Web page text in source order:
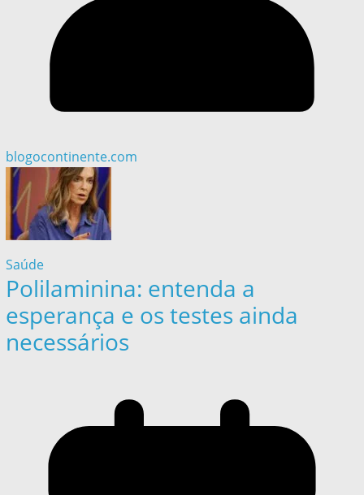
blogocontinente.com
Saúde
Polilaminina: entenda a
esperança e os testes ainda
necessários